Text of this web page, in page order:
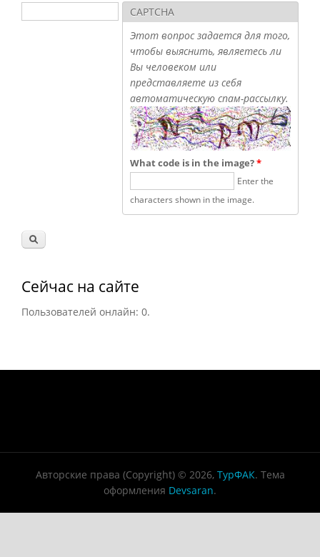
Форма поиска
Поиск
CAPTCHA
Этот вопрос задается для того,
чтобы выяснить, являетесь ли
Вы человеком или
представляете из себя
автоматическую спам-рассылку.
What code is in the image?*
Enter the
characters shown in the image.
Сейчас на сайте
Пользователей онлайн: 0.
Авторские права (Copyright) © 2026, ТурФАК. Тема
оформления Devsaran.